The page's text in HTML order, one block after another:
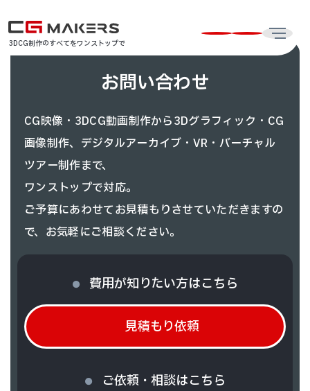
3DCG制作のすべてをワンストップで
お問い合わせ
CG映像・3DCG動画制作から3Dグラフィック・CG
画像制作、 デジタルアーカイブ・VR・バーチャル
ツアー制作まで、
ワンストップで対応。
ご予算にあわせてお見積もりさせていただきますの
で、お気軽にご相談ください。
費用が知りたい方はこちら
見積もり依頼
ご依頼・相談はこちら